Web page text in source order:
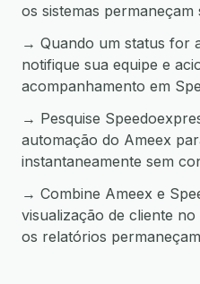
os sistemas permaneçam
→ Quando um status for
notifique sua equipe e
acompanhamento em
→ Pesquise
automação do Ameex
instantaneamente sem
→ Combine Ameex e
visualização de cliente
os relatórios